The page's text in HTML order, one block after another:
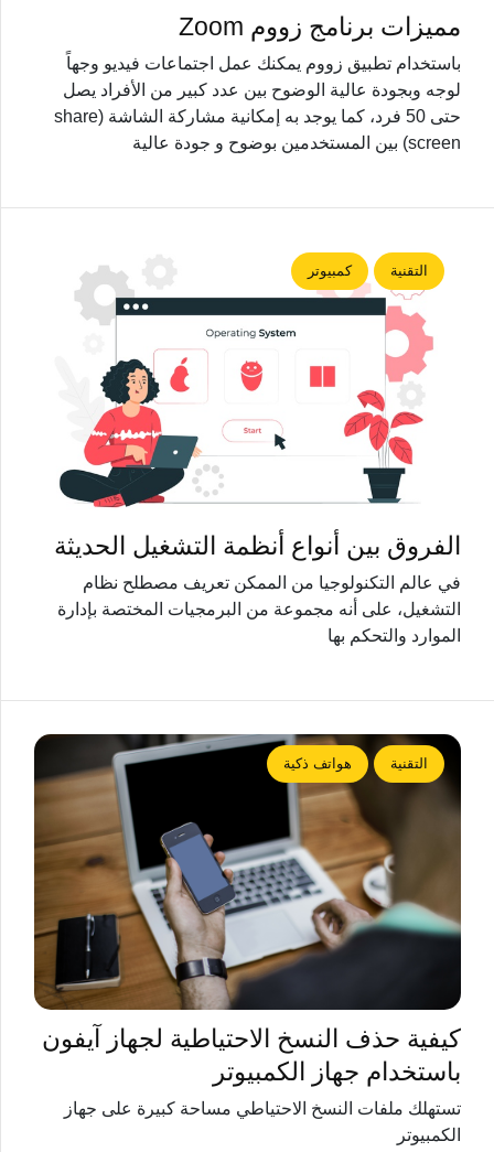
مميزات برنامج زووم Zoom
باستخدام تطبيق زووم يمكنك عمل اجتماعات فيديو وجهاً
لوجه وبجودة عالية الوضوح بين عدد كبير من الأفراد يصل
حتى 50 فرد، كما يوجد به إمكانية مشاركة الشاشة (share
screen) بين المستخدمين بوضوح و جودة عالية
التقنية كمبيوتر
الفروق بين أنواع أنظمة التشغيل الحديثة
في عالم التكنولوجيا من الممكن تعريف مصطلح نظام
التشغيل، على أنه مجموعة من البرمجيات المختصة بإدارة
الموارد والتحكم بها
التقنية هواتف ذكية
كيفية حذف النسخ الاحتياطية لجهاز آيفون
باستخدام جهاز الكمبيوتر
تستهلك ملفات النسخ الاحتياطي مساحة كبيرة على جهاز
الكمبيوتر